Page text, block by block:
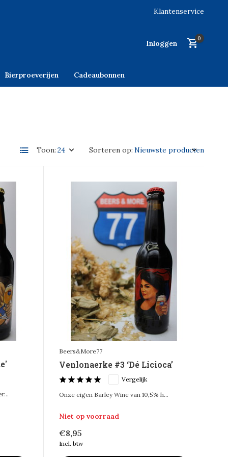
Klantenservice
Inloggen
0
Bierproeverijen Cadeaubonnen
Toon: Sorteren op:
Beers&More77
Venlonaerke #3 ‘Dé Licioca’
Vergelijk
Onze eigen Barley Wine van 10,5% h...
Niet op voorraad
€8,95
Incl. btw